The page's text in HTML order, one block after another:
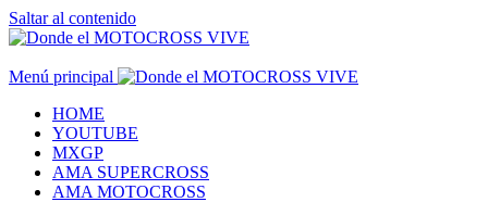
Saltar al contenido
Menú principal
HOME
YOUTUBE
MXGP
AMA SUPERCROSS
AMA MOTOCROSS